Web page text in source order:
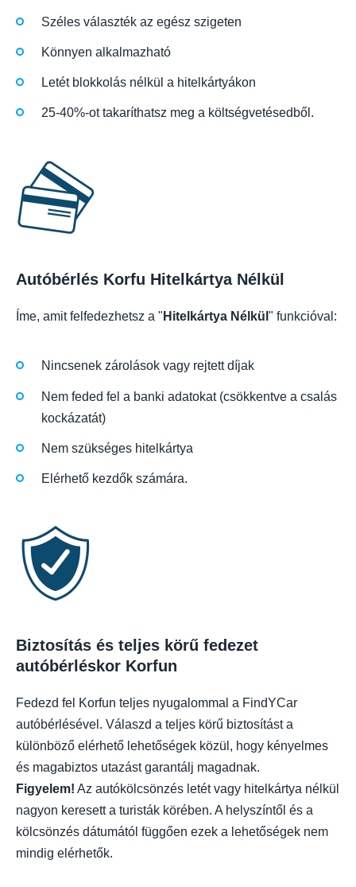
Széles választék az egész szigeten
Könnyen alkalmazható
Letét blokkolás nélkül a hitelkártyákon
25-40%-ot takaríthatsz meg a költségvetésedből.
Autóbérlés Korfu Hitelkártya Nélkül
Íme, amit felfedezhetsz a " Hitelkártya Nélkül " funkcióval:
Nincsenek zárolások vagy rejtett díjak
Nem feded fel a banki adatokat (csökkentve a csalás
kockázatát)
Nem szükséges hitelkártya
Elérhető kezdők számára.
Biztosítás és teljes körű fedezet
autóbérléskor Korfun
Fedezd fel Korfun teljes nyugalommal a FindYCar
autóbérlésével. Válaszd a teljes körű biztosítást a
különböző elérhető lehetőségek közül, hogy kényelmes
és magabiztos utazást garantálj magadnak.
Figyelem! Az autókölcsönzés letét vagy hitelkártya nélkül
nagyon keresett a turisták körében. A helyszíntől és a
kölcsönzés dátumától függően ezek a lehetőségek nem
mindig elérhetők.